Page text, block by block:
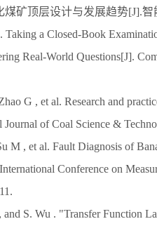
煤矿顶层设计与发展趋势[J].智
Taking a Closed-Book
Real-World Questions[J].
G , et al. Research and
Journal of Coal Science &
M , et al. Fault Diagnosis of
Conference on
S. Wu . "Transfer Function